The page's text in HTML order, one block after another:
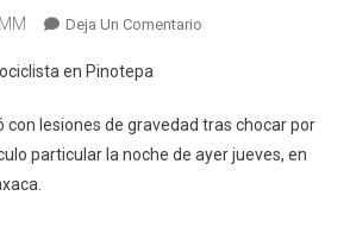
Deja Un ComentarioEn
En
Pinotepa
en Pinotepa
con lesiones de gravedad tras chocar por
particular la noche de ayer jueves, en